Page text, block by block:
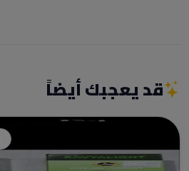
قد يعجبك أيضاً